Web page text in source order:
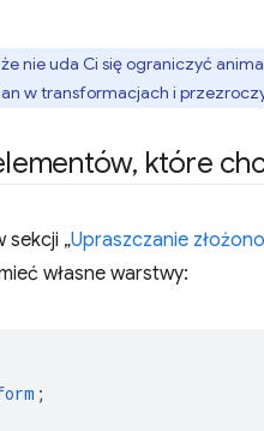
nie uda Ci się ograniczyć
w transformacjach i
, które
sekcji „Upraszczanie
własne warstwy:
;